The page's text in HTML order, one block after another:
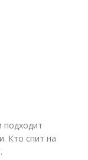
подходит
Кто спит на